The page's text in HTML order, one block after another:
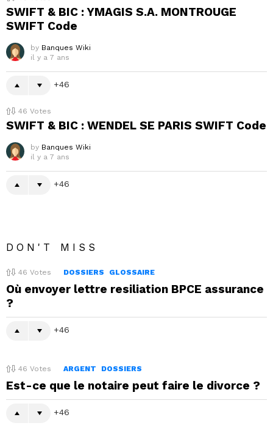
SWIFT & BIC : YMAGIS S.A. MONTROUGE
SWIFT Code
by Banques Wiki
il y a 7 ans
46
46 Votes
SWIFT & BIC : WENDEL SE PARIS SWIFT Code
by Banques Wiki
il y a 7 ans
46
DON'T MISS
46 Votes DOSSIERS GLOSSAIRE
Où envoyer lettre resiliation BPCE assurance
?
46
46 Votes ARGENT DOSSIERS
Est-ce que le notaire peut faire le divorce ?
46